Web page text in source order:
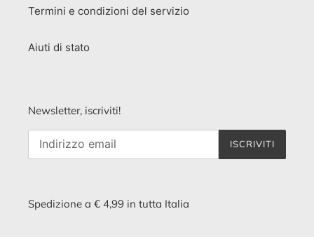
Termini e condizioni del servizio
Aiuti di stato
Newsletter, iscriviti!
ISCRIVITI
Spedizione a € 4,99 in tutta Italia